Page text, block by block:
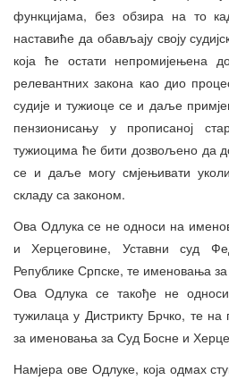
функцијама, без обзира на то
наставиће да обављају своју
која ће остати непромијењена
релевантних закона као дио
судије и тужиоце се и даље
пензионисању у прописаној
тужиоцима ће бити дозвољено да
се и даље могу смјењивати
складу са законом.
Ова Одлука се не односи на
и Херцеговине, Уставни суд
Републике Српске, те именовања
Ова Одлука се такође не
тужилаца у Дистрикту Брчко, те
за именовања за Суд Босне и
Намјера ове Одлуке, која одмах